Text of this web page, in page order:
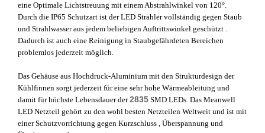
eine Optimale Lichtstreuung mit einem Abstrahlwinkel von 120°.
Durch die IP65 Schutzart ist der LED Strahler vollständig gegen Staub
und Strahlwasser aus jedem beliebigen Auftrittswinkel geschützt .
Dadurch ist auch eine Reinigung in Staubgefährdeten Bereichen
problemlos jederzeit möglich.
Das Gehäuse aus Hochdruck-Aluminium mit den Strukturdesign der
Kühlfinnen sorgt jederzeit für eine sehr hohe Wärmeableitung und
damit für höchste Lebensdauer der2835 SMD LEDs. Das Meanwell
LED Netzteil gehört zu den wohl besten Netzteilen Weltweit und ist mit
einer Schutzvorrichtung gegen Kurzschluss , Überspannung und